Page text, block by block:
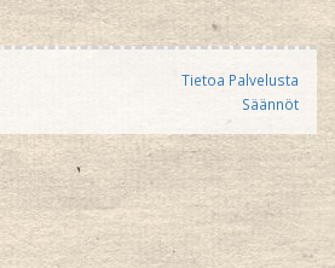
Tietoa Palvelusta
Säännöt